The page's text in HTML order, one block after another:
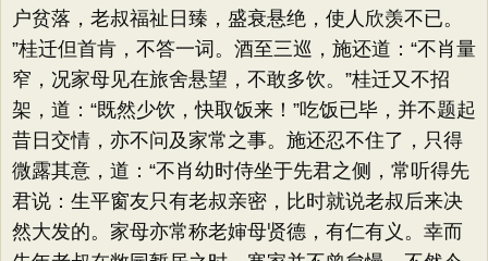
户贫落，老叔福祉日臻，盛衰悬绝，使人欣羡不已。​
”桂迁但首肯，不答一词。酒至三巡，施还道：​“不肖量
窄，况家母见在旅舍悬望，不敢多饮。​”桂迁又不招
架，道：​“既然少饮，快取饭来！”吃饭已毕，并不题起
昔日交情，亦不问及家常之事。施还忍不住了，只得
微露其意，道：​“不肖幼时侍坐于先君之侧，常听得先
君说：生平窗友只有老叔亲密，比时就说老叔后来决
然大发的。家母亦常称老婶母贤德，有仁有义。幸而